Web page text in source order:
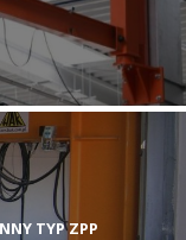
TYP ZPP